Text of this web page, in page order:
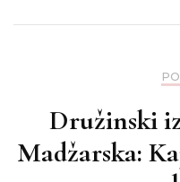
Družinski
Madžarska: